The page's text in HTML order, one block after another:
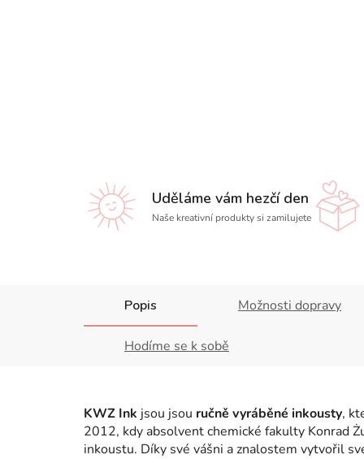
Uděláme vám hezčí den
Naše kreativní produkty si zamilujete
Popis Možnosti dopravy
Hodíme se k sobě
KWZ Ink jsou jsou ručně vyráběné inkousty,
2012, kdy absolvent chemické fakulty Konrad
inkoustu. Díky své vášni a znalostem vytvořil